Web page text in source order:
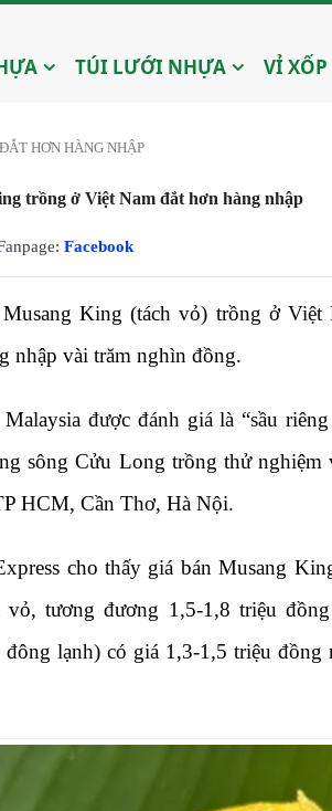
TÚI LƯỚI NHỰA VỈ XỐP
HƠN HÀNG NHẬP
trồng ở Việt Nam đắt hơn hàng nhập
Facebook
King (tách vỏ) trồng ở
nhập vài trăm nghìn đồng.
được đánh giá là “sầu
sông Cửu Long trồng thử nghiệm
HCM, Cần Thơ, Hà Nội.
cho thấy giá bán Musang
vỏ, tương đương 1,5-1,8 triệu
đông lạnh) có giá 1,3-1,5 triệu